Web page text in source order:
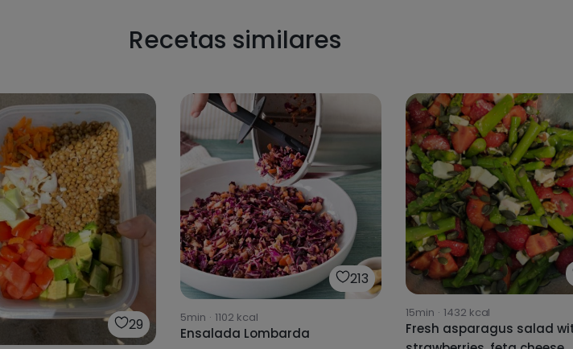
Recetas similares
29
213
5min · 1102 kcal
Ensalada Lombarda
15min · 1432 kcal
Fresh asparagus salad